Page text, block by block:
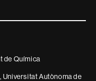
de Química
Universitat Autònoma de